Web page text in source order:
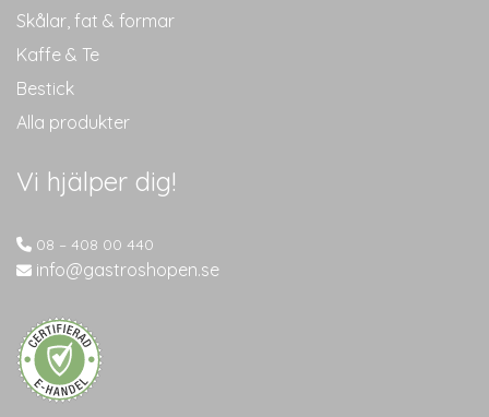
Skålar, fat & formar
Kaffe & Te
Bestick
Alla produkter
Vi hjälper dig!
08 – 408 00 440
info@gastroshopen.se